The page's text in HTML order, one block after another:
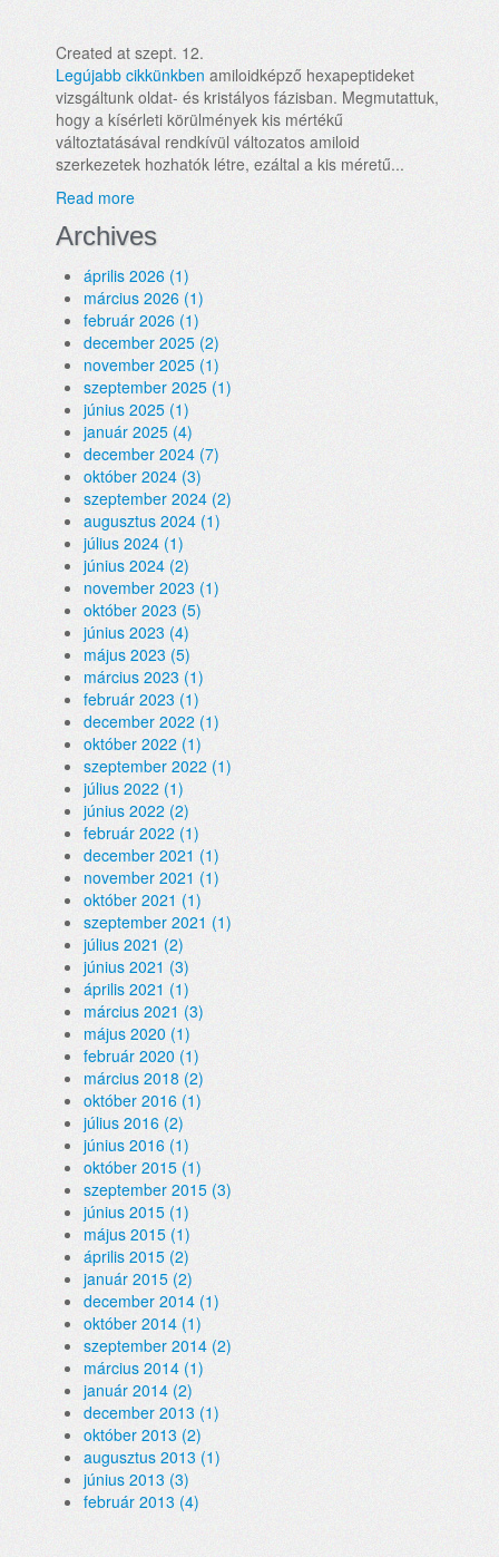
Created at szept. 12.
Legújabb cikkünkben amiloidképző hexapeptideket
vizsgáltunk oldat- és kristályos fázisban. Megmutattuk,
hogy a kísérleti körülmények kis mértékű
változtatásával rendkívül változatos amiloid
szerkezetek hozhatók létre, ezáltal a kis méretű...
Read more
Archives
április 2026 (1)
március 2026 (1)
február 2026 (1)
december 2025 (2)
november 2025 (1)
szeptember 2025 (1)
június 2025 (1)
január 2025 (4)
december 2024 (7)
október 2024 (3)
szeptember 2024 (2)
augusztus 2024 (1)
július 2024 (1)
június 2024 (2)
november 2023 (1)
október 2023 (5)
június 2023 (4)
május 2023 (5)
március 2023 (1)
február 2023 (1)
december 2022 (1)
október 2022 (1)
szeptember 2022 (1)
július 2022 (1)
június 2022 (2)
február 2022 (1)
december 2021 (1)
november 2021 (1)
október 2021 (1)
szeptember 2021 (1)
július 2021 (2)
június 2021 (3)
április 2021 (1)
március 2021 (3)
május 2020 (1)
február 2020 (1)
március 2018 (2)
október 2016 (1)
július 2016 (2)
június 2016 (1)
október 2015 (1)
szeptember 2015 (3)
június 2015 (1)
május 2015 (1)
április 2015 (2)
január 2015 (2)
december 2014 (1)
október 2014 (1)
szeptember 2014 (2)
március 2014 (1)
január 2014 (2)
december 2013 (1)
október 2013 (2)
augusztus 2013 (1)
június 2013 (3)
február 2013 (4)